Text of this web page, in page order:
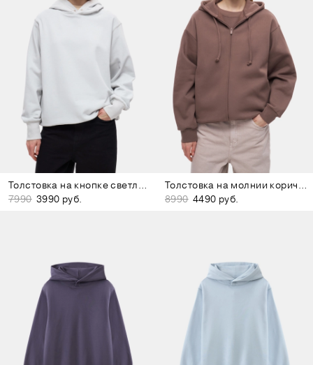
Толстовка на кнопке светло-серая
7990 3990 руб.
Толстовка на молнии коричневая
8990 4490 руб.